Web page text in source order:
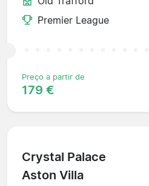
Premier League
Preço a partir de
179 €
Crystal Palace
Aston Villa